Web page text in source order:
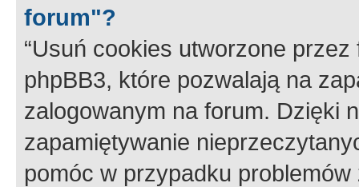
forum"?
“Usuń cookies utworzone
phpBB3, które pozwalają na
zalogowanym na forum. Dzięki
zapamiętywanie
pomóc w przypadku